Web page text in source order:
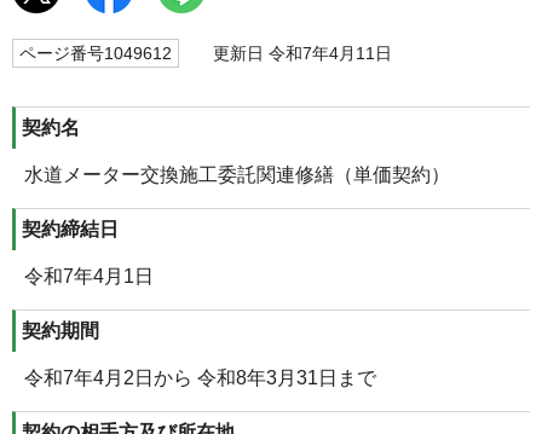
ページ番号1049612 更新日 令和7年4月11日
契約名
水道メーター交換施工委託関連修繕（単価契約）
契約締結日
令和7年4月1日
契約期間
令和7年4月2日から 令和8年3月31日まで